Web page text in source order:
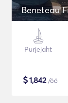
Beneteau
Purjejaht
$1,842/öö